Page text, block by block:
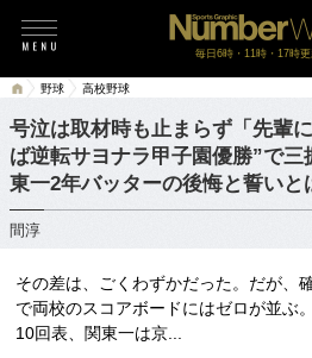
毎日6時・11時・17時更
野球 高校野球
号泣は取材時も止まらず「先輩
ば逆転サヨナラ甲子園優勝”で三
東一2年バッターの後悔と誓いと
間淳
その差は、ごくわずかだった。だが、
で両校のスコアボードにはゼロが並ぶ
10回表、関東一は京...